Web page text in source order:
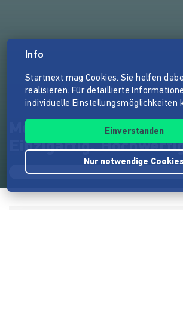
Mondberge-Magazin:
Einzigartig.
Info
Startnext mag Cookies. Sie helfen
realisieren. Für detaillierte
individuelle Einstellungsmöglichkeiten
Einverstanden
Nur notwendige Cookies